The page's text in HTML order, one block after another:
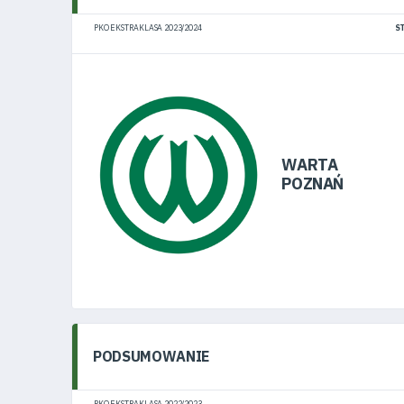
Regulaminy
Warciarzy
#WARTOpobrać
Prowizja
pośredników
transakcyjnych
PKO EKSTRAKLASA 2023/2024
WARTA
POZNAŃ
PODSUMOWANIE